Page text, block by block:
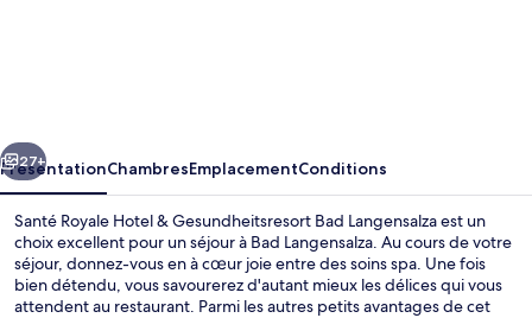
Gesundheitsresort
Bad
Langensalza
Suivant
27+
PrésentationChambresEmplacementConditions
Santé Royale Hotel & Gesundheitsresort Bad Langensalza est un
choix excellent pour un séjour à Bad Langensalza. Au cours de votre
séjour, donnez-vous en à cœur joie entre des soins spa. Une fois
bien détendu, vous savourerez d'autant mieux les délices qui vous
attendent au restaurant. Parmi les autres petits avantages de cet